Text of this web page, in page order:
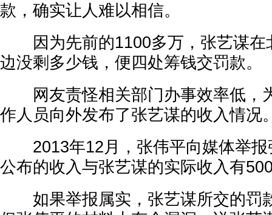
款，确实让人难以相信。
因为先前的1100多万，张艺谋在
边没剩多少钱，便四处筹钱交罚款。
网友责怪相关部门办事效率低，
作人员向外发布了张艺谋的收入情况
2013年12月，张伟平向媒体举报
公布的收入与张艺谋的实际收入有
如果举报属实，张艺谋所交的罚